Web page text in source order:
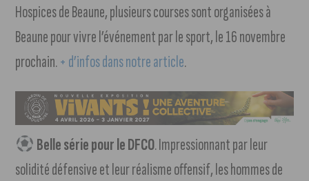
Hospices de Beaune, plusieurs courses sont organisées à
Beaune pour vivre l’événement par le sport, le 16 novembre
prochain.+ d’infos dans notre article.
Belle série pour le DFCO. Impressionnant par leur
solidité défensive et leur réalisme offensif, les hommes de